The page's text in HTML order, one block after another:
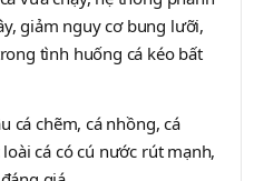
giảm nguy cơ bung lưỡi,
tình huống cá kéo bất
cá chẽm, cá nhồng, cá
cá có cú nước rút mạnh,